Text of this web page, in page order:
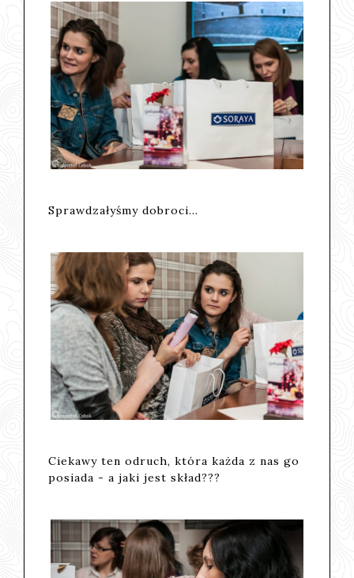
Sprawdzałyśmy dobroci...
Ciekawy ten odruch, która każda z nas go
posiada - a jaki jest skład???